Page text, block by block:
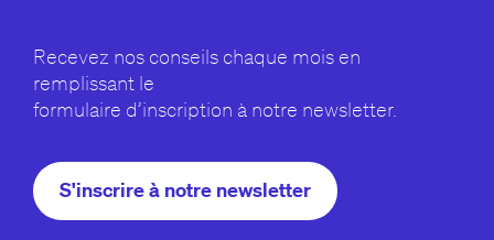
Recevez nos conseils chaque mois en
remplissant le
formulaire d’inscription à notre newsletter.
S'inscrire à notre newsletter